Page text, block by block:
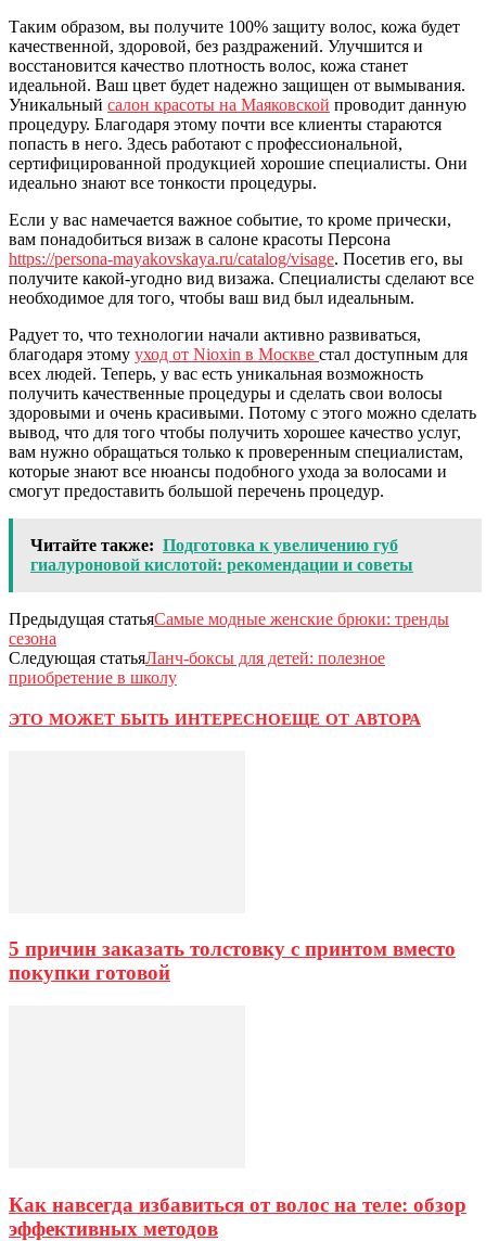
Таким образом, вы получите 100% защиту волос, кожа будет
качественной, здоровой, без раздражений. Улучшится и
восстановится качество плотность волос, кожа станет
идеальной. Ваш цвет будет надежно защищен от вымывания.
Уникальный салон красоты на Маяковской проводит данную
процедуру. Благодаря этому почти все клиенты стараются
попасть в него. Здесь работают с профессиональной,
сертифицированной продукцией хорошие специалисты. Они
идеально знают все тонкости процедуры.
Если у вас намечается важное событие, то кроме прически,
вам понадобиться визаж в салоне красоты Персона
https://persona-mayakovskaya.ru/catalog/visage. Посетив его, вы
получите какой-угодно вид визажа. Специалисты сделают все
необходимое для того, чтобы ваш вид был идеальным.
Радует то, что технологии начали активно развиваться,
благодаря этому уход от Nioxin в Москве стал доступным для
всех людей. Теперь, у вас есть уникальная возможность
получить качественные процедуры и сделать свои волосы
здоровыми и очень красивыми. Потому с этого можно сделать
вывод, что для того чтобы получить хорошее качество услуг,
вам нужно обращаться только к проверенным специалистам,
которые знают все нюансы подобного ухода за волосами и
смогут предоставить большой перечень процедур.
Читайте также: Подготовка к увеличению губ
гиалуроновой кислотой: рекомендации и советы
Предыдущая статьяСамые модные женские брюки: тренды
сезона
Следующая статьяЛанч-боксы для детей: полезное
приобретение в школу
ЭТО МОЖЕТ БЫТЬ ИНТЕРЕСНОЕЩЕ ОТ АВТОРА
5 причин заказать толстовку с принтом вместо
покупки готовой
Как навсегда избавиться от волос на теле: обзор
эффективных методов